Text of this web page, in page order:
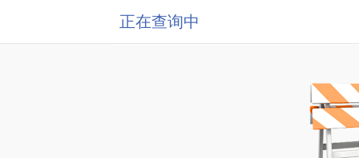
正在查询中